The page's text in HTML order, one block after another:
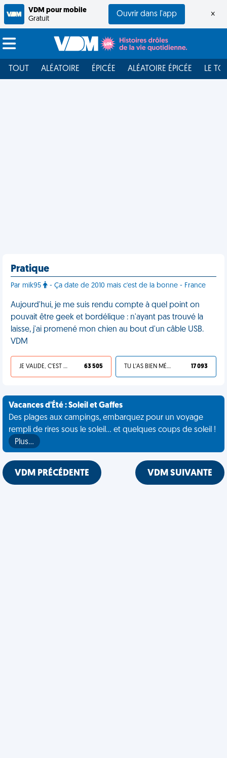
VDM pour mobile
Gratuit
Ouvrir dans l'app ×
TOUT ALÉATOIRE ÉPICÉE ALÉATOIRE ÉPICÉE LE
Pratique
Par mik95 - Ça date de 2010 mais c'est de la bonne - France
Aujourd'hui, je me suis rendu compte à quel point on
pouvait être geek et bordélique : n'ayant pas trouvé la
laisse, j'ai promené mon chien au bout d'un câble USB.
VDM
JE VALIDE, C'EST UNE VDM 63 505 TU L'AS BIEN MÉRITÉ 17 093
Vacances d'Été : Soleil et Gaffes
Des plages aux campings, embarquez pour un voyage
rempli de rires sous le soleil... et quelques coups de soleil !
Plus…
VDM PRÉCÉDENTE VDM SUIVANTE